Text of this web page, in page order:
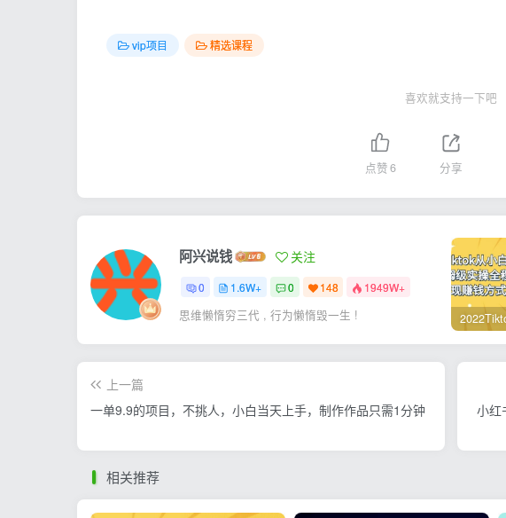
vip项目 精选课程
喜欢就支持一下吧
点赞6 分享
阿兴说钱 关注
0 1.6W+ 0 148 1949W+
思维懒惰穷三代 , 行为懒惰毁一生 !
上一篇
一单9.9的项目，不挑人，小白当天上手，制作作品只需1分钟
小红
相关推荐